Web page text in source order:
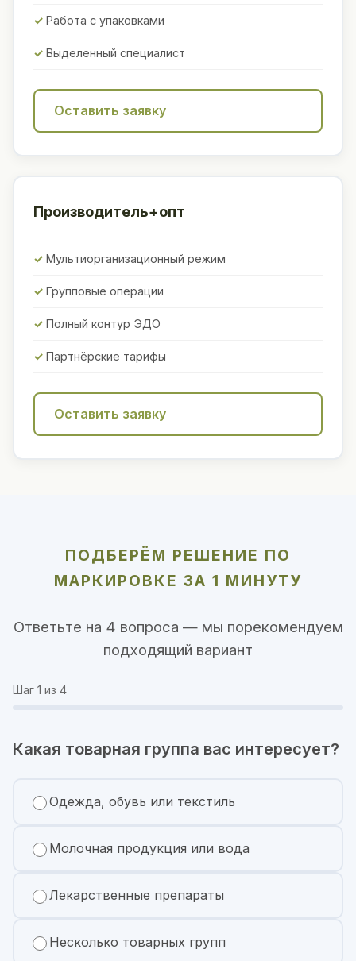
Работа с упаковками
Выделенный специалист
Оставить заявку
Производитель+опт
Мультиорганизационный режим
Групповые операции
Полный контур ЭДО
Партнёрские тарифы
Оставить заявку
ПОДБЕРЁМ РЕШЕНИЕ ПО
МАРКИРОВКЕ ЗА 1 МИНУТУ
Ответьте на 4 вопроса — мы порекомендуем
подходящий вариант
Шаг 1 из 4
Какая товарная группа вас интересует?
Одежда, обувь или текстиль
Молочная продукция или вода
Лекарственные препараты
Несколько товарных групп